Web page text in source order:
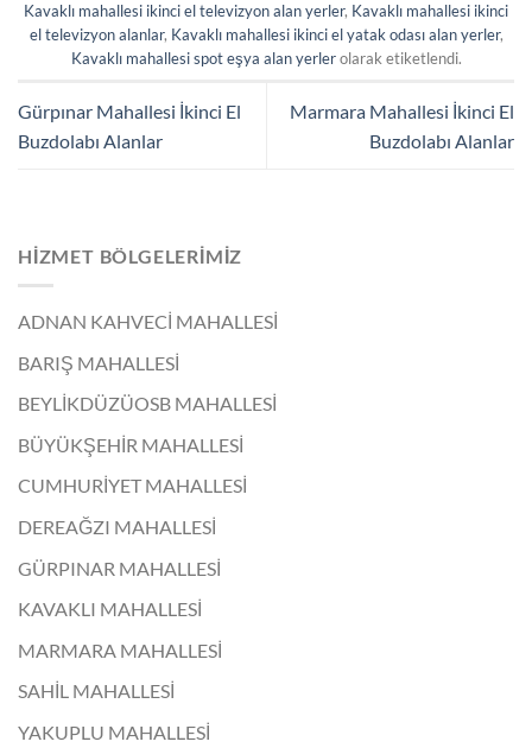
Kavaklı mahallesi ikinci el televizyon alan yerler, Kavaklı mahallesi ikinci
el televizyon alanlar, Kavaklı mahallesi ikinci el yatak odası alan yerler,
Kavaklı mahallesi spot eşya alan yerlerolarak etiketlendi.
Gürpınar Mahallesi İkinci El
Buzdolabı Alanlar
Marmara Mahallesi İkinci El
Buzdolabı Alanlar
HIZMET BÖLGELERIMIZ
ADNAN KAHVECİ MAHALLESİ
BARIŞ MAHALLESİ
BEYLİKDÜZÜOSB MAHALLESİ
BÜYÜKŞEHİR MAHALLESİ
CUMHURİYET MAHALLESİ
DEREAĞZI MAHALLESİ
GÜRPINAR MAHALLESİ
KAVAKLI MAHALLESİ
MARMARA MAHALLESİ
SAHİL MAHALLESİ
YAKUPLU MAHALLESİ